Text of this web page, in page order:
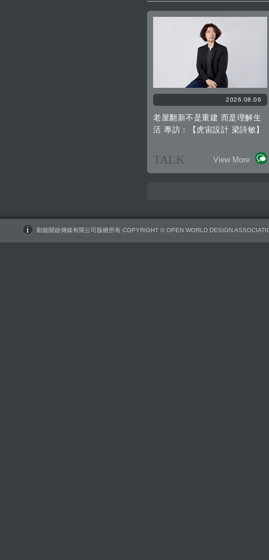
2026.08.06
老屋翻新不是重建 而是理解生
活 專訪：【虎宙設計 梁詩敏】
TALK View More
動能開啟傳媒有限公司版權所有 COPYRIGHT © OPEN WORLD DESIGN